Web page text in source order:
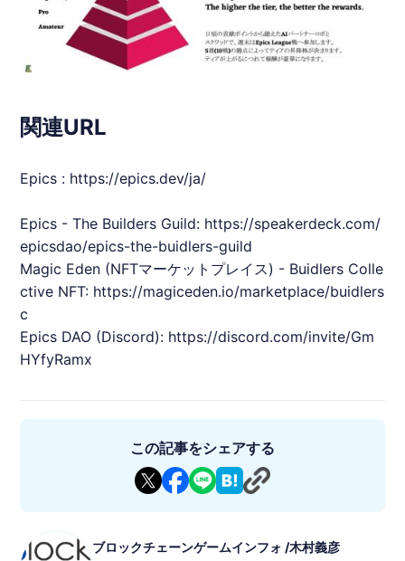
関連URL
Epics : https://epics.dev/ja/
Epics - The Builders Guild: https://speakerdeck.com/
epicsdao/epics-the-buidlers-guild
Magic Eden (NFTマーケットプレイス) - Buidlers Colle
ctive NFT: https://magiceden.io/marketplace/buidlers
c
Epics DAO (Discord): https://discord.com/invite/Gm
HYfyRamx
この記事をシェアする
ブロックチェーンゲームインフォ /木村義彦